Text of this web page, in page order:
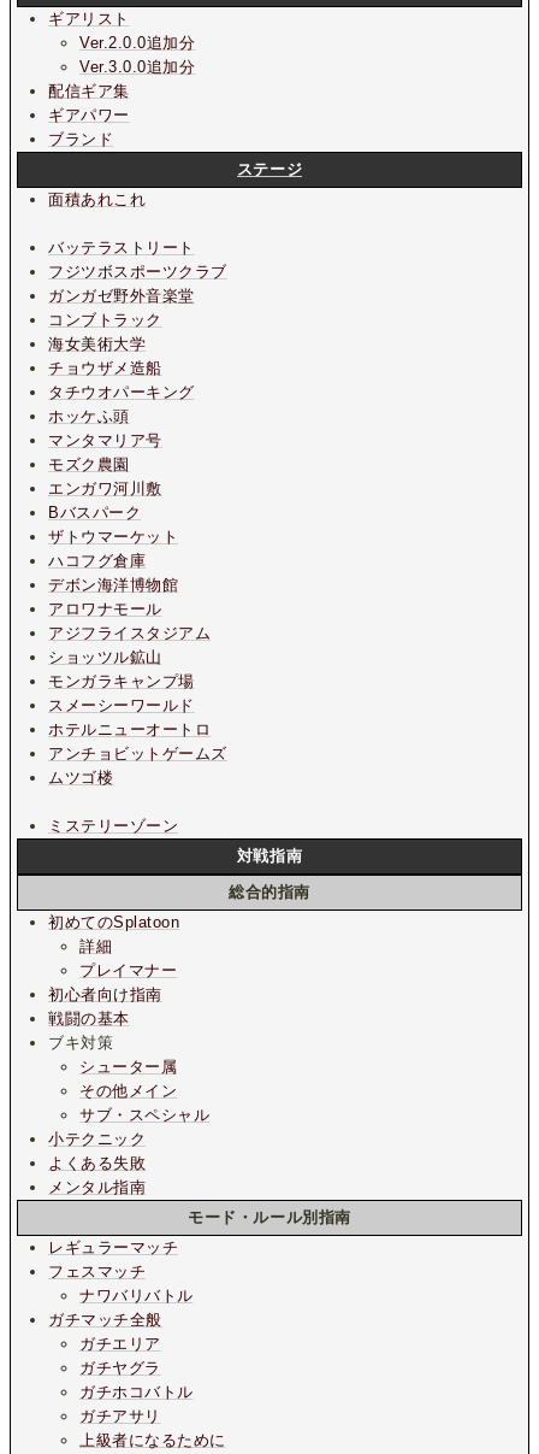
ギアリスト
Ver.2.0.0追加分
Ver.3.0.0追加分
配信ギア集
ギアパワー
ブランド
ステージ
面積あれこれ
バッテラストリート
フジツボスポーツクラブ
ガンガゼ野外音楽堂
コンブトラック
海女美術大学
チョウザメ造船
タチウオパーキング
ホッケふ頭
マンタマリア号
モズク農園
エンガワ河川敷
Bバスパーク
ザトウマーケット
ハコフグ倉庫
デボン海洋博物館
アロワナモール
アジフライスタジアム
ショッツル鉱山
モンガラキャンプ場
スメーシーワールド
ホテルニューオートロ
アンチョビットゲームズ
ムツゴ楼
ミステリーゾーン
対戦指南
総合的指南
初めてのSplatoon
詳細
プレイマナー
初心者向け指南
戦闘の基本
ブキ対策
シューター属
その他メイン
サブ・スペシャル
小テクニック
よくある失敗
メンタル指南
モード・ルール別指南
レギュラーマッチ
フェスマッチ
ナワバリバトル
ガチマッチ全般
ガチエリア
ガチヤグラ
ガチホコバトル
ガチアサリ
上級者になるために